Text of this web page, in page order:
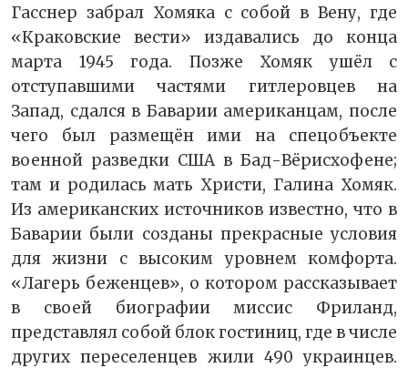
Гасснер забрал Хомяка с собой в Вену, где
«Краковские вести» издавались до конца
марта 1945 года. Позже Хомяк ушёл с
отступавшими частями гитлеровцев на
Запад, сдался в Баварии американцам, после
чего был размещён ими на спецобъекте
военной разведки США в Бад-Вёрисхофене;
там и родилась мать Христи, Галина Хомяк.
Из американских источников известно, что в
Баварии были созданы прекрасные условия
для жизни с высоким уровнем комфорта.
«Лагерь беженцев», о котором рассказывает
в своей биографии миссис Фриланд,
представлял собой блок гостиниц, где в числе
других переселенцев жили 490 украинцев.